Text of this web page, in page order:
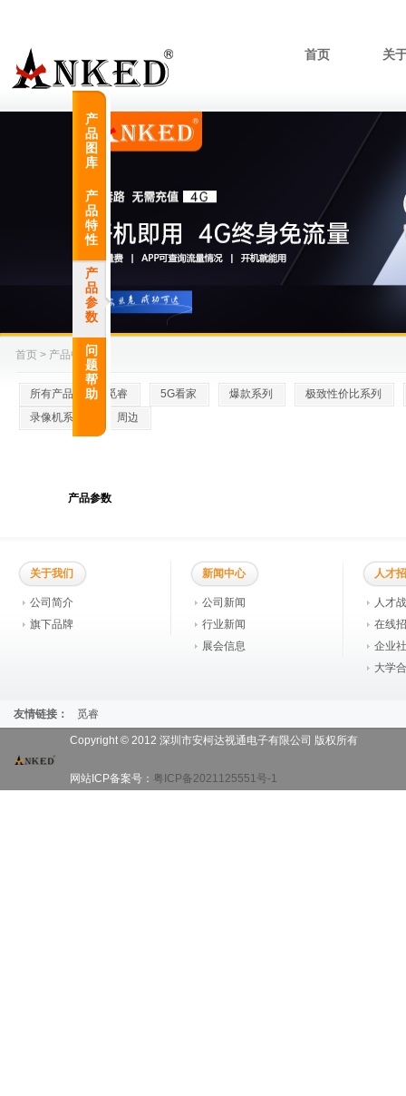
首页 关
首页 > 产品中心>
所有产品 觅睿 5G看家 爆款系列
极致性价比系列
录像机系列
周边
产
品
图
库
产
品
特
性
产
品
参
数
问
题
帮
助
产品参数
关于我们
公司简介
旗下品牌
新闻中心
公司新闻
行业新闻
展会信息
人才
人才
在线
企业
大学
友情链接： 觅睿
Copyright © 2012 深圳市安柯达视通电子有限公司 版权所有
网站ICP备案号： 粤ICP备2021125551号-1